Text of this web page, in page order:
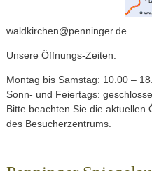
waldkirchen@penninger.de
Unsere Öffnungs-Zeiten:
Montag bis Samstag: 10.00 –
Sonn- und Feiertags:
Bitte beachten Sie die aktuellen
des Besucherzentrums.